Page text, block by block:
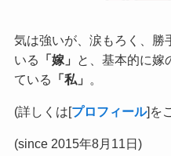
気は強いが、涙もろく、勝
いる
「嫁」
と、基本的に嫁
ている
「私」 。
(詳しくは[プロフィール]を
(since 2015年8月11日)